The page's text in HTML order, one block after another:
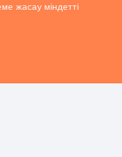
жасау міндетті